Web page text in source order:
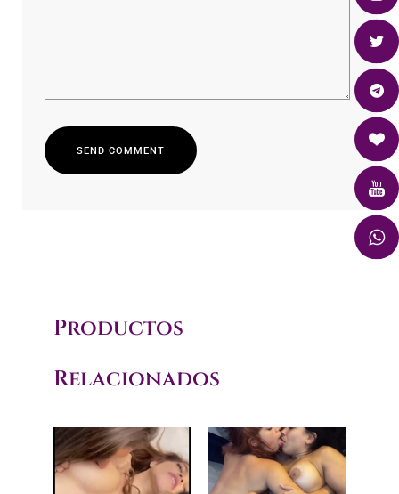
SEND COMMENT
Productos
Relacionados